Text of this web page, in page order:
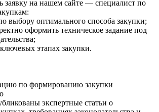
заявку на нашем сайте — специалист по
выбору оптимального способа закупки;
оформить техническое задание под
этапах закупки.
по формированию закупки
экспертные статьи о